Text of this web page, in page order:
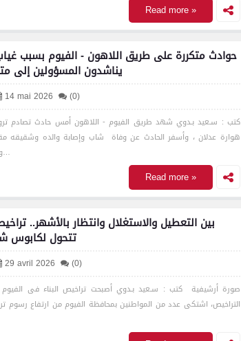
Read more »
حوادث متكررة على طريق اللاهون - الفيوم بسبب غياب
يناشدون المسؤولين إلى
14 mai 2026 (0)
كتب : سـعيد بـدوي شهد طريق الفيوم - اللاهون أمس حادث تصادم
هوارة عدلان ، وأسفر الحادث عن وفاة شاب وإصابة والده وشقيقه
وشخص آخر من قرية دمش…
Read more »
بين التعطيل والاستغلال وانتظار بالأشهر..
تتحول لكابوس
29 avril 2026 (0)
صورة أرشيفية كتب : سـعيد بـدوي أصبحت تراخيص البناء فى الفيوم
التراخيص، اشتكى عدد من المواطنين بمحافظة الفيوم من ارتفاع رسوم